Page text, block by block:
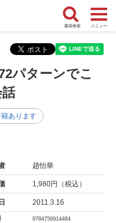
書籍検索 メニュー
パターンでこ
籍あります
趙怡華
1,980円（税込）
2011.3.16
9784756914484